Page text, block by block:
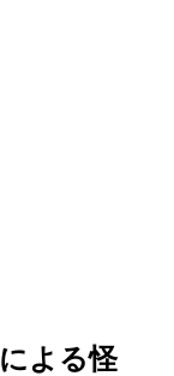
よる怪